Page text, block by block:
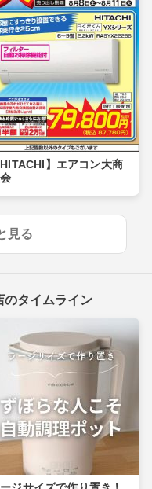
HITACHI】エアコン大商
見る
のタイムライン